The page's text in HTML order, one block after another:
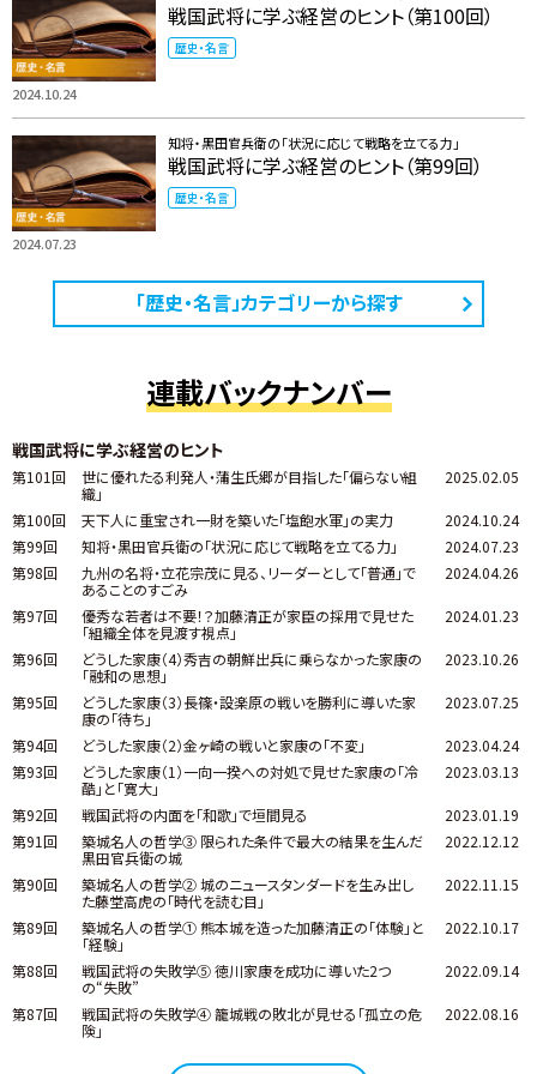
2024.10.24
戦国武将に学ぶ経営のヒント（第100回）
歴史・名言
2024.07.23
知将・黒田官兵衛の「状況に応じて戦略を立てる力」
戦国武将に学ぶ経営のヒント（第99回）
歴史・名言
「歴史・名言」カテゴリーから探す
連載バックナンバー
戦国武将に学ぶ経営のヒント
第101回
世に優れたる利発人・蒲生氏郷が目指した「偏らない組
織」
2025.02.05
第100回 天下人に重宝され一財を築いた「塩飽水軍」の実力
2024.10.24
第99回
知将・黒田官兵衛の「状況に応じて戦略を立てる力」
2024.07.23
第98回
九州の名将・立花宗茂に見る、リーダーとして「普通」で
あることのすごみ
2024.04.26
第97回
優秀な若者は不要！？加藤清正が家臣の採用で見せた
「組織全体を見渡す視点」
2024.01.23
第96回
どうした家康（4）秀吉の朝鮮出兵に乗らなかった家康の
「融和の思想」
2023.10.26
第95回
どうした家康（3）長篠・設楽原の戦いを勝利に導いた家
康の「待ち」
2023.07.25
第94回 どうした家康（2）金ヶ崎の戦いと家康の「不変」
2023.04.24
第93回
どうした家康（1）一向一揆への対処で見せた家康の「冷
酷」と「寛大」
2023.03.13
第92回 戦国武将の内面を「和歌」で垣間見る
2023.01.19
第91回
築城名人の哲学③ 限られた条件で最大の結果を生んだ
黒田官兵衛の城
2022.12.12
第90回
築城名人の哲学② 城のニュースタンダードを生み出し
た藤堂高虎の「時代を読む目」
2022.11.15
第89回
築城名人の哲学① 熊本城を造った加藤清正の「体験」と
「経験」
2022.10.17
第88回
戦国武将の失敗学⑤ 徳川家康を成功に導いた2つ
の“失敗”
2022.09.14
第87回
戦国武将の失敗学④ 籠城戦の敗北が見せる「孤立の危
険」
2022.08.16